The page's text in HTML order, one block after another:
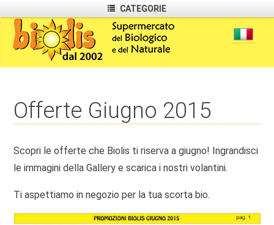
CATEGORIE
Offerte Giugno 2015
Scopri le offerte che Biolis ti riserva a giugno! Ingrandisci
le immagini della Gallery e scarica i nostri volantini.
Ti aspettiamo in negozio per la tua scorta bio.